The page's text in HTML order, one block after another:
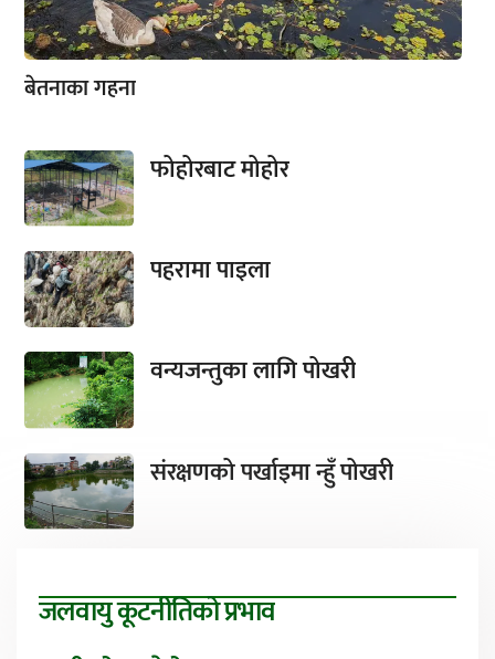
बेतनाका गहना
फोहोरबाट मोहोर
पहरामा पाइला
वन्यजन्तुका लागि पोखरी
संरक्षणको पर्खाइमा न्हुँ पोखरी
जलवायु कूटनीतिको प्रभाव